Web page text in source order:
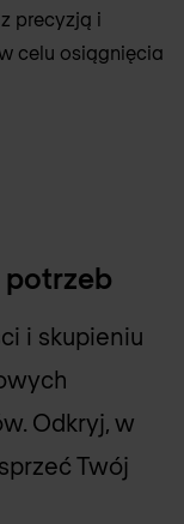
precyzją i
celu osiągnięcia
potrzeb
i skupieniu
Odkryj, w
Twój